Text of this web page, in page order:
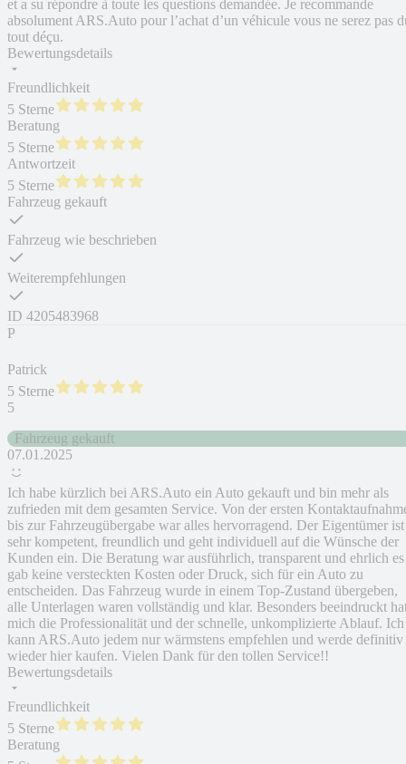
et a su répondre à toute les questions demandée. Je recommande
absolument ARS.Auto pour l’achat d’un véhicule vous ne serez pas
tout déçu.
Bewertungsdetails
Freundlichkeit
5 Sterne
Beratung
5 Sterne
Antwortzeit
5 Sterne
Fahrzeug gekauft
Fahrzeug wie beschrieben
Weiterempfehlungen
ID 4205483968
P
Patrick
5 Sterne
5
Fahrzeug gekauft
07.01.2025
Ich habe kürzlich bei ARS.Auto ein Auto gekauft und bin mehr als
zufrieden mit dem gesamten Service. Von der ersten
bis zur Fahrzeugübergabe war alles hervorragend. Der Eigentümer ist
sehr kompetent, freundlich und geht individuell auf die Wünsche der
Kunden ein. Die Beratung war ausführlich, transparent und ehrlich es
gab keine versteckten Kosten oder Druck, sich für ein Auto zu
entscheiden. Das Fahrzeug wurde in einem Top-Zustand übergeben,
alle Unterlagen waren vollständig und klar. Besonders beeindruckt
mich die Professionalität und der schnelle, unkomplizierte Ablauf. Ich
kann ARS.Auto jedem nur wärmstens empfehlen und werde definitiv
wieder hier kaufen. Vielen Dank für den tollen Service!!
Bewertungsdetails
Freundlichkeit
5 Sterne
Beratung